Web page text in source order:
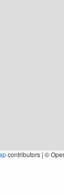
contributors | ©